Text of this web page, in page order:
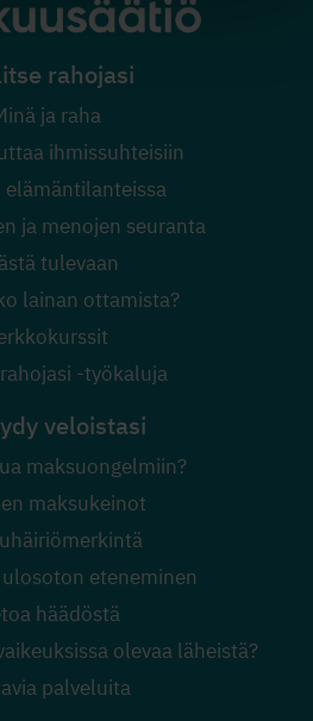
rahojasi
ja raha
ihmissuhteisiin
elämäntilanteissa
ja menojen seuranta
tulevaan
lainan ottamista?
-työkaluja
veloistasi
maksuongelmiin?
maksukeinot
eteneminen
häädöstä
olevaa läheistä?
palveluita